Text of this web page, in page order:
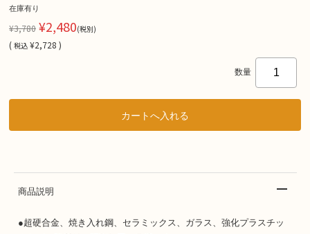
在庫有り
¥3,780 ¥2,480(税別)
( 税込 ¥2,728 )
数量
商品説明
●超硬合金、焼き入れ鋼、セラミックス、ガラス、強化プラスチッ